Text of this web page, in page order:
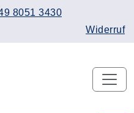
8051 3430
Widerruf